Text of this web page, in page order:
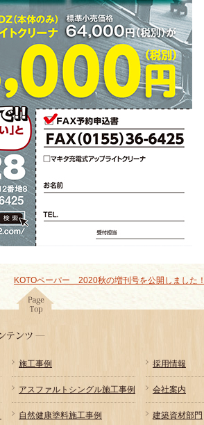
KOTOペーパー 2020秋の増刊号を公開しました！
施工事例
アスファルトシングル施工事例
自然健康塗料施工事例
採用情報
会社案内
建築資材部門